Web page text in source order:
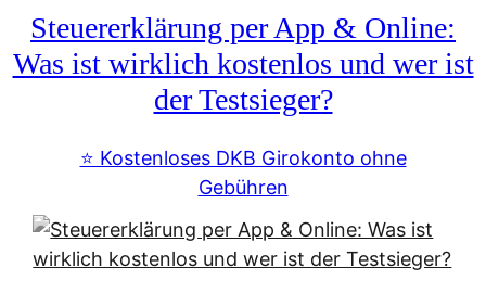
&
f
r
e
u
s
a
h
g
s
y
Steuererklärung per App & Online:
Was ist wirklich kostenlos und wer ist
der Testsieger?
⭐️ Kostenloses DKB Girokonto ohne
Gebühren